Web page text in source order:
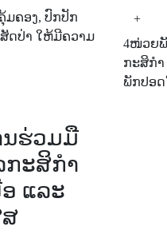
ມຄອງ, ປົກປັກ
ດປ່າ ໃຫ້ມີຄວາມ
+
4ໜ່ວຍ
ກະສິກ
ພັກປອດ
ນຮ່ວມມື
ກະສິກຳ
ແລະ
ສ